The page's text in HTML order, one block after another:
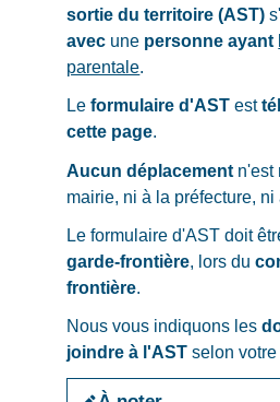
sortie du territoire (AST)
avec une personne ayant
parentale.
Leformulaire d'AST est
cette page.
Aucun déplacement n'est
mairie, ni à la préfecture,
Le formulaire d'AST doit
garde-frontière, lors du
frontière.
Nous vous indiquons les
joindre à l'AST selon